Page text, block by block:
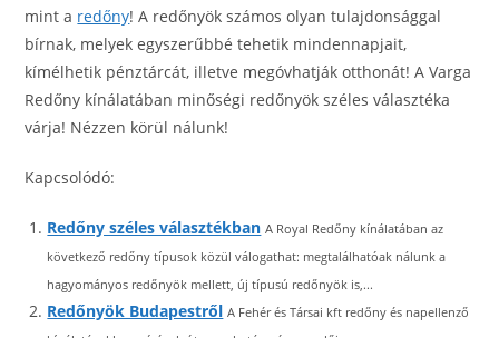
mint a redőny! A redőnyök számos olyan tulajdonsággal
bírnak, melyek egyszerűbbé tehetik mindennapjait,
kímélhetik pénztárcát, illetve megóvhatják otthonát! A Varga
Redőny kínálatában minőségi redőnyök széles választéka
várja! Nézzen körül nálunk!
Kapcsolódó:
Redőny széles választékban A Royal Redőny kínálatában az
következő redőny típusok közül válogathat: megtalálhatóak nálunk a
hagyományos redőnyök mellett, új típusú redőnyök is,...
Redőnyök Budapestről A Fehér és Társai kft redőny és napellenző